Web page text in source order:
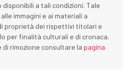
disponibili a tali condizioni. Tale
immagini e ai materiali a
proprietà dei rispettivi titolari e
per finalità culturali e di cronaca.
rimozione consultare la pagina